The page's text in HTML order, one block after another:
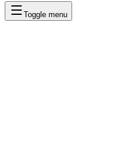
Toggle menu